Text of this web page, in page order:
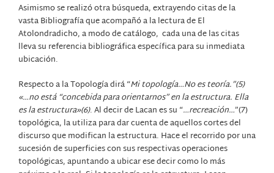
Asimismo se realizó otra búsqueda, extrayendo citas de la
vasta Bibliografía que acompañó a la lectura de El
Atolondradicho, a modo de catálogo, cada una de las citas
lleva su referencia bibliográfica específica para su inmediata
ubicación.
Respecto a la Topología dirá “Mi topología…No es teoría.”(5)
«…no está “concebida para orientarnos” en la estructura. Ella
es la estructura»(6). Al decir de Lacan es su “…recreación…”(7)
topológica, la utiliza para dar cuenta de aquellos cortes del
discurso que modifican la estructura. Hace el recorrido por una
sucesión de superficies con sus respectivas operaciones
topológicas, apuntando a ubicar ese decir como lo más